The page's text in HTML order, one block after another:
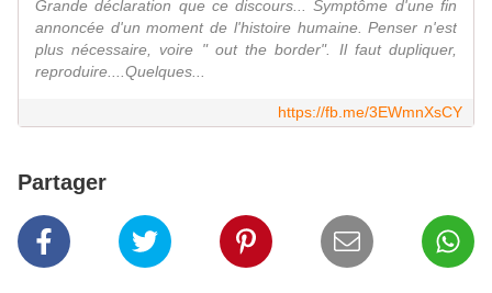
Grande déclaration que ce discours... Symptôme d'une fin
annoncée d'un moment de l'histoire humaine. Penser n'est
plus nécessaire, voire " out the border". Il faut dupliquer,
reproduire....Quelques...
https://fb.me/3EWmnXsCY
Partager